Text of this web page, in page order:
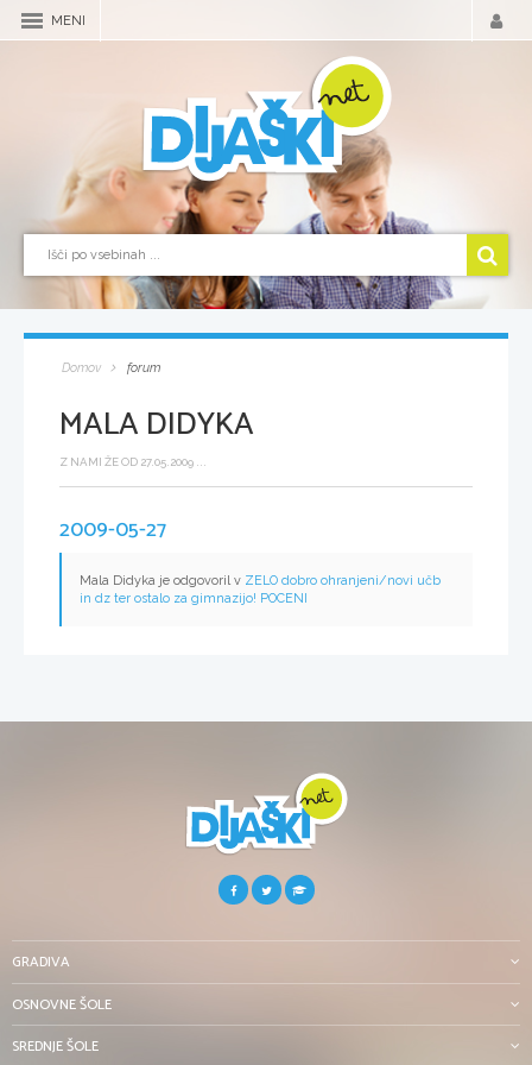
MENI
Domov forum
MALA DIDYKA
Z NAMI ŽE OD 27.05.2009 ...
2009-05-27
Mala Didyka je odgovoril v ZELO dobro ohranjeni/novi učb
in dz ter ostalo za gimnazijo! POCENI
GRADIVA
OSNOVNE ŠOLE
SREDNJE ŠOLE